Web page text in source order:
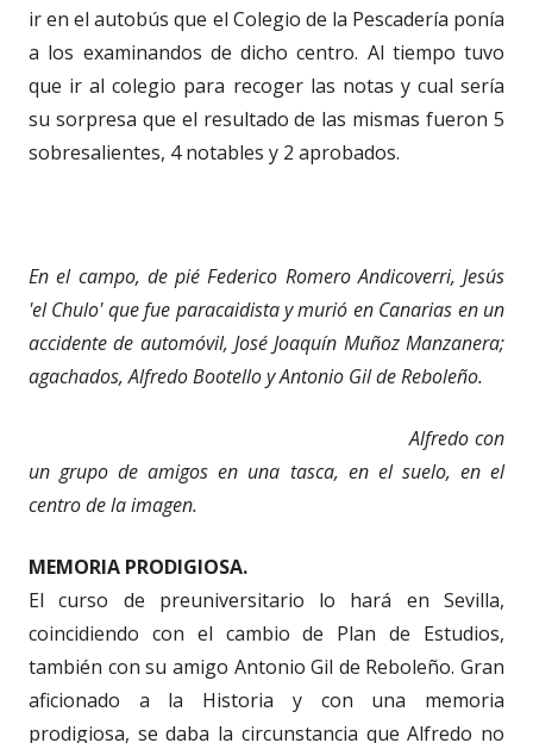
ir en el autobús que el Colegio de la Pescadería ponía
a los examinandos de dicho centro. Al tiempo tuvo
que ir al colegio para recoger las notas y cual sería
su sorpresa que el resultado de las mismas fueron 5
sobresalientes, 4 notables y 2 aprobados.
En el campo, de pié Federico Romero Andicoverri, Jesús
'el Chulo' que fue paracaidista y murió en Canarias en un
accidente de automóvil, José Joaquín Muñoz Manzanera;
agachados, Alfredo Bootello y Antonio Gil de Reboleño.
Alfredo con
un grupo de amigos en una tasca, en el suelo, en el
centro de la imagen.
MEMORIA PRODIGIOSA.
El curso de preuniversitario lo hará en Sevilla,
coincidiendo con el cambio de Plan de Estudios,
también con su amigo Antonio Gil de Reboleño. Gran
aficionado a la Historia y con una memoria
prodigiosa, se daba la circunstancia que Alfredo no